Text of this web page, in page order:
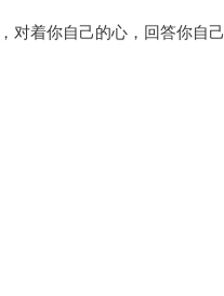
对着你自己的心，回答你自己